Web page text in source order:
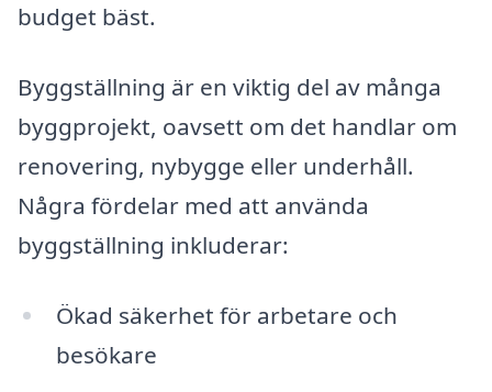
budget bäst.
Byggställning är en viktig del av många
byggprojekt, oavsett om det handlar om
renovering, nybygge eller underhåll.
Några fördelar med att använda
byggställning inkluderar:
Ökad säkerhet för arbetare och
besökare